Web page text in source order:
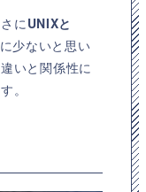
にUNIXと
少ないと思い
いと関係性に
。